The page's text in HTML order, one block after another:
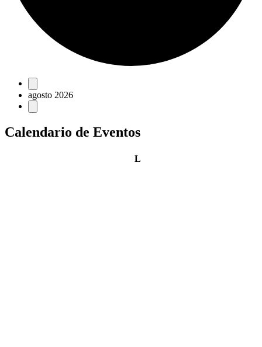
Eventos
agosto 2026
Calendario de Eventos
Llunes